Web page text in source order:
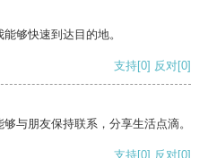
够快速到达目的地。
支持[0] 反对[0]
与朋友保持联系，分享生活点滴。
支持[0] 反对[0]